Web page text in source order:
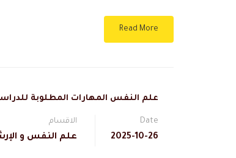
Read More
علم النفس المهارات المطلوبة
Date
2025-10-26
الاقسام
علم النفس و